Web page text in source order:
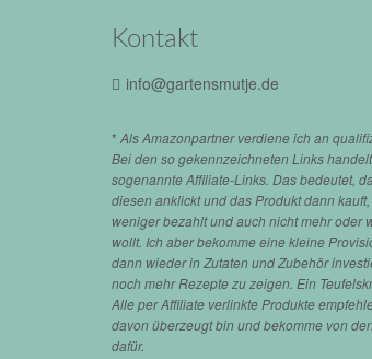
Kontakt
info@gartensmutje.de
* Als Amazonpartner verdiene ich an
Bei den so gekennzeichneten Links
sogenannte Affiliate-Links. Das bedeutet,
diesen anklickt und das Produkt dann
weniger bezahlt und auch nicht mehr oder
wollt. Ich aber bekomme eine kleine
dann wieder in Zutaten und Zubehör
noch mehr Rezepte zu zeigen. Ein
Alle per Affiliate verlinkte Produkte
davon überzeugt bin und bekomme von
dafür.